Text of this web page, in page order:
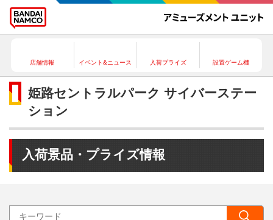
店舗情報 イベント&ニュース 入荷プライズ 設置ゲーム機
姫路セントラルパーク サイバーステー
ション
入荷景品・プライズ情報